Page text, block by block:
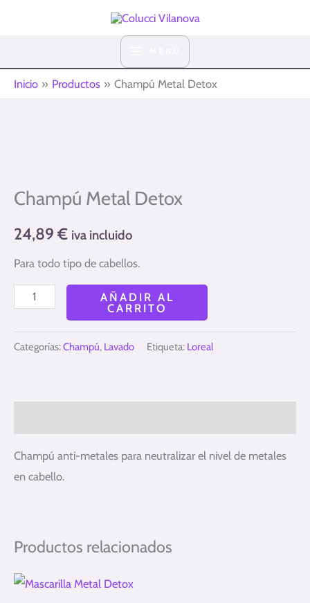
Inicio Productos Champú Metal Detox
Champú Metal Detox
24,89€ iva incluido
Para todo tipo de cabellos.
Detox
AÑADIR AL
CARRITO
Categorías:Champú, Lavado Etiqueta: Loreal
Champú anti-metales para neutralizar el nivel de metales
en cabello.
Productos relacionados